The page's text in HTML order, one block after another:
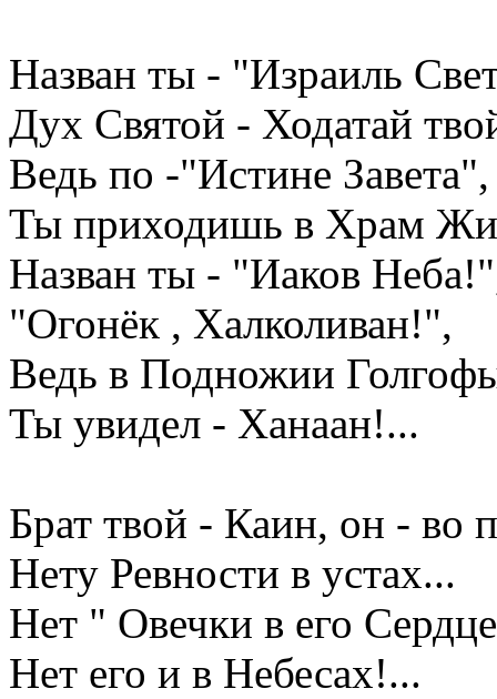
Назван ты - "Израиль
Дух Святой - Ходатай
Ведь по -"Истине Завета",
Ты приходишь в Храм
Назван ты - "Иаков
"Огонёк , Халколиван!",
Ведь в Подножии
Ты увидел - Ханаан!...
Брат твой - Каин, он - во
Нету Ревности в устах...
Нет " Овечки в его
Нет его и в Небесах!...